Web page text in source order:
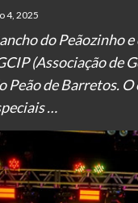
4, 2025
do Peãozinho
(Associação
Peão de Barretos.
…